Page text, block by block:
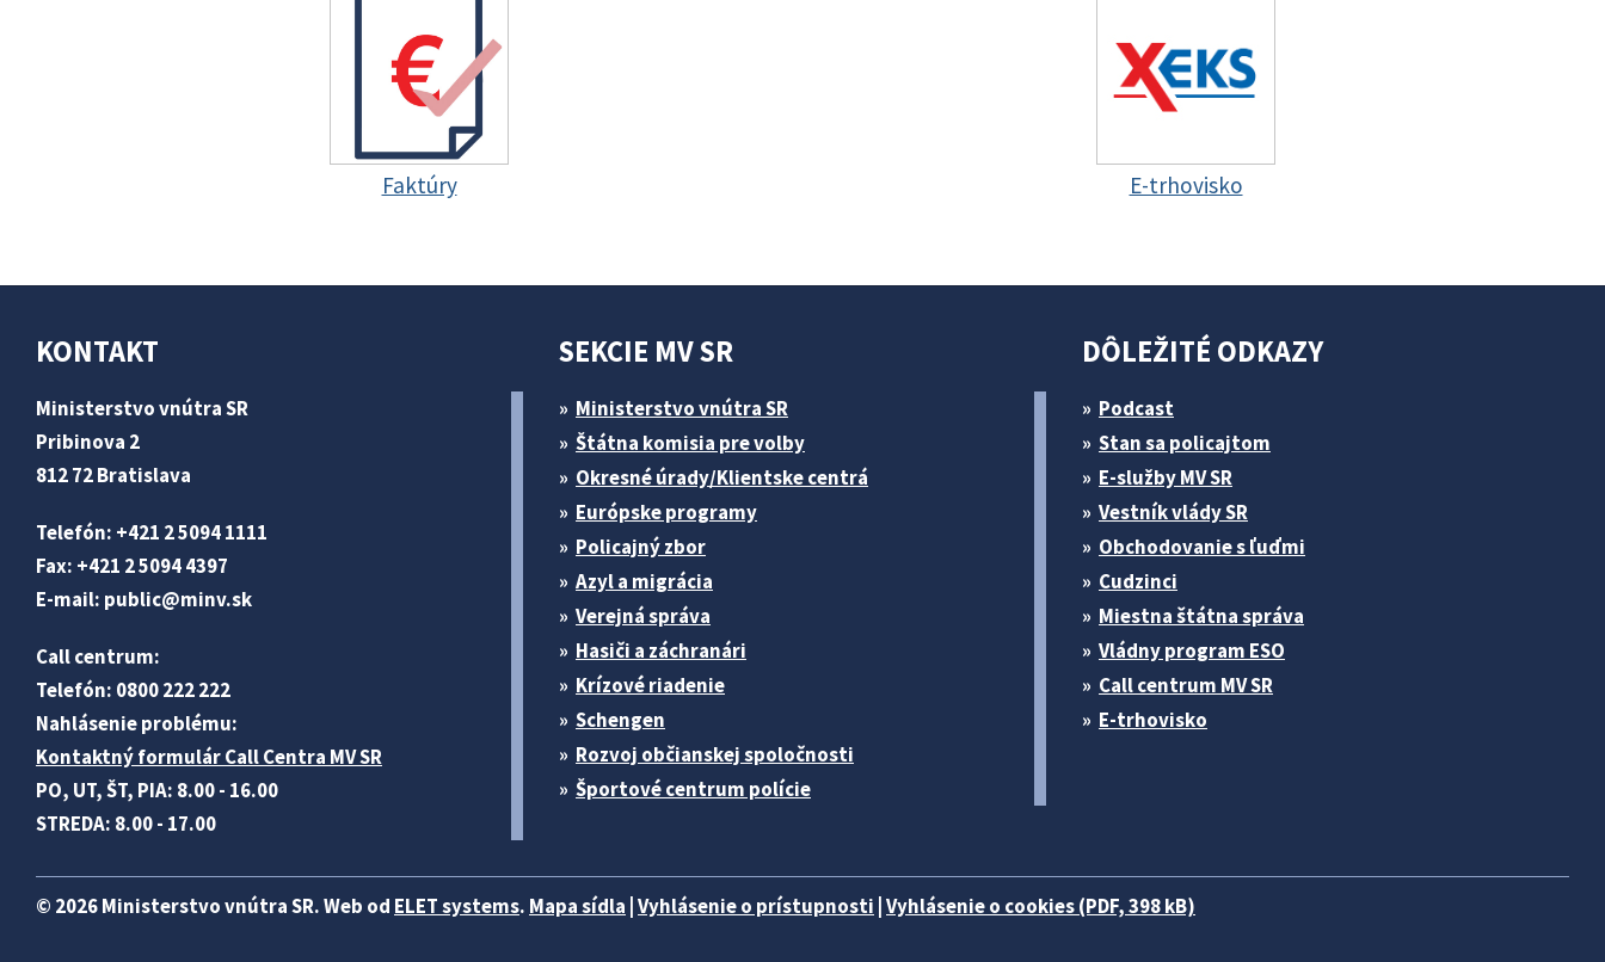
Faktúry E-trhovisko
KONTAKT
Ministerstvo vnútra SR
Pribinova 2
812 72 Bratislava
Telefón: +421 2 5094 1111
Fax: +421 2 5094 4397
E-mail: public@minv.sk
Call centrum:
Telefón: 0800 222 222
Nahlásenie problému:
Kontaktný formulár Call Centra MV SR
PO, UT, ŠT, PIA: 8.00 - 16.00
STREDA: 8.00 - 17.00
SEKCIE MV SR
Ministerstvo vnútra SR
Štátna komisia pre volby
Okresné úrady/Klientske centrá
Európske programy
Policajný zbor
Azyl a migrácia
Verejná správa
Hasiči a záchranári
Krízové riadenie
Schengen
Rozvoj občianskej spoločnosti
Športové centrum polície
DÔLEŽITÉ ODKAZY
Podcast
Stan sa policajtom
E-služby MV SR
Vestník vlády SR
Obchodovanie s ľuďmi
Cudzinci
Miestna štátna správa
Vládny program ESO
Call centrum MV SR
E-trhovisko
© 2026 Ministerstvo vnútra SR. Web od ELET systems. Mapa sídla Vyhlásenie o prístupnosti Vyhlásenie o cookies (PDF, 398 kB)